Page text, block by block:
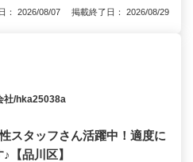
： 2026/08/07 掲載終了日： 2026/08/29
社/hka25038a
スタッフさん活躍中！適度に
【品川区】